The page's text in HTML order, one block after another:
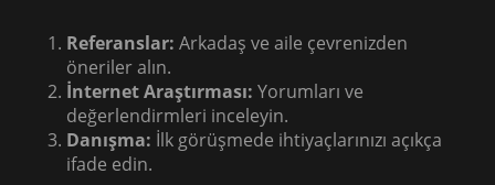
Referanslar: Arkadaş ve aile çevrenizden
öneriler alın.
İnternet Araştırması: Yorumları ve
değerlendirmleri inceleyin.
Danışma: İlk görüşmede ihtiyaçlarınızı açıkça
ifade edin.